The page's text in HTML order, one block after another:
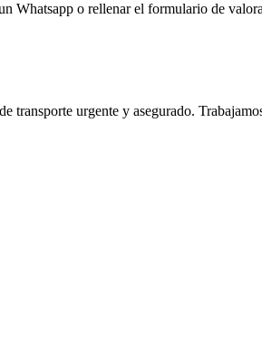
Whatsapp o rellenar el formulario de
transporte urgente y asegurado.